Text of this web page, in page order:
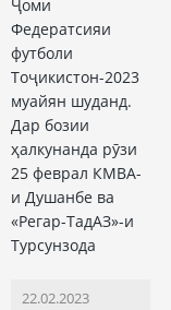
Ҷоми
Федератсияи
футболи
Тоҷикистон-2023
муайян шуданд.
Дар бозии
ҳалкунанда рӯзи
25 феврал КМВА-
и Душанбе ва
«Регар-ТадАЗ»-и
Турсунзода
22.02.2023